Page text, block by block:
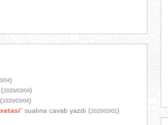
04)
(2020/03/04)
2020/03/04)
" sualına cavab yazdı (2020/03/01)